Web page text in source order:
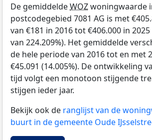
De gemiddeldeWOZwoningwaarde
postcodegebied 7081 AG is met
van €181 in 2016 tot €406.000 in
van 224.209%). Het gemiddelde
de hele periode van 2016 tot en met
€45.091 (14.005%). De ontwikkeling
tijd volgt een monotoon stijgende
stijgen ieder jaar.
Bekijk ook de ranglijst van de
buurt in de gemeente Oude